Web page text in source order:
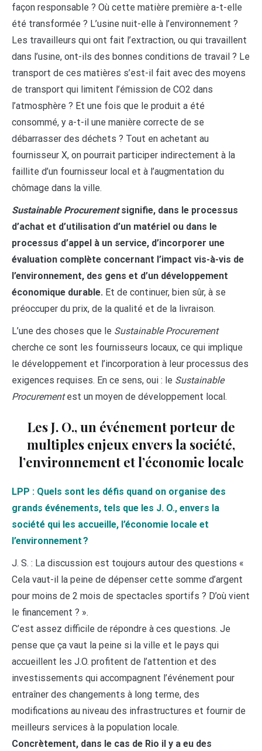
façon responsable ? Où cette matière première a-t-elle
été transformée ? L’usine nuit-elle à l’environnement ?
Les travailleurs qui ont fait l’extraction, ou qui travaillent
dans l’usine, ont-ils des bonnes conditions de travail ? Le
transport de ces matières s’est-il fait avec des moyens
de transport qui limitent l’émission de CO2 dans
l’atmosphère ? Et une fois que le produit a été
consommé, y a-t-il une manière correcte de se
débarrasser des déchets ? Tout en achetant au
fournisseur X, on pourrait participer indirectement à la
faillite d’un fournisseur local et à l’augmentation du
chômage dans la ville.
Sustainable Procurementsignifie, dans le processus
d’achat et d’utilisation d’un matériel ou dans le
processus d’appel à un service, d’incorporer une
évaluation complète concernant l’impact vis-à-vis de
l’environnement, des gens et d’un développement
économique durable. Et de continuer, bien sûr, à se
préoccuper du prix, de la qualité et de la livraison.
L’une des choses que le Sustainable Procurement
cherche ce sont les fournisseurs locaux, ce qui implique
le développement et l’incorporation à leur processus des
exigences requises. En ce sens, oui : le Sustainable
Procurementest un moyen de développement local.
Les J. O., un événement porteur de
multiples enjeux envers la société,
l’environnement et l’économie locale
LPP : Quels sont les défis quand on organise des
grands événements, tels que les J. O., envers la
société qui les accueille, l’économie locale et
l’environnement ?
J. S. : La discussion est toujours autour des questions «
Cela vaut-il la peine de dépenser cette somme d’argent
pour moins de 2 mois de spectacles sportifs ? D’où vient
le financement ? ».
C’est assez difficile de répondre à ces questions. Je
pense que ça vaut la peine si la ville et le pays qui
accueillent les J.O. profitent de l’attention et des
investissements qui accompagnent l’événement pour
entraîner des changements à long terme, des
modifications au niveau des infrastructures et fournir de
meilleurs services à la population locale.
Concrètement, dans le cas de Rio il y a eu des